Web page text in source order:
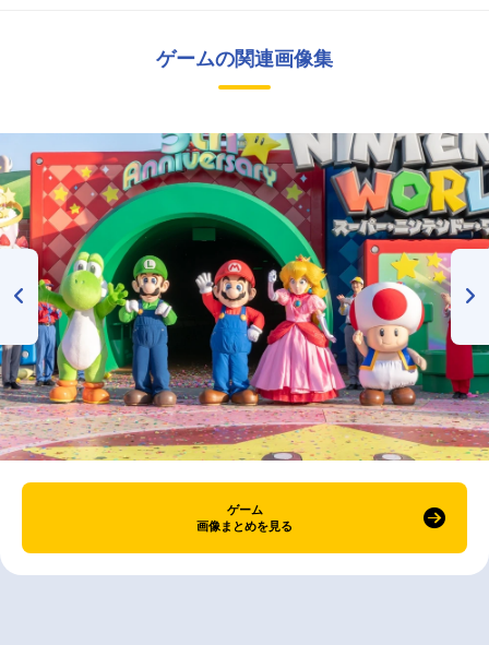
ゲームの関連画像集
ゲーム
画像まとめを見る